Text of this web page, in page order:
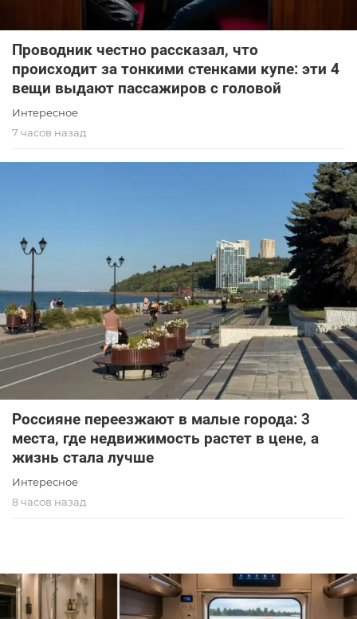
Проводник честно рассказал, что
происходит за тонкими стенками купе: эти 4
вещи выдают пассажиров с головой
Интересное
7 часов назад
Россияне переезжают в малые города: 3
места, где недвижимость растет в цене, а
жизнь стала лучше
Интересное
8 часов назад